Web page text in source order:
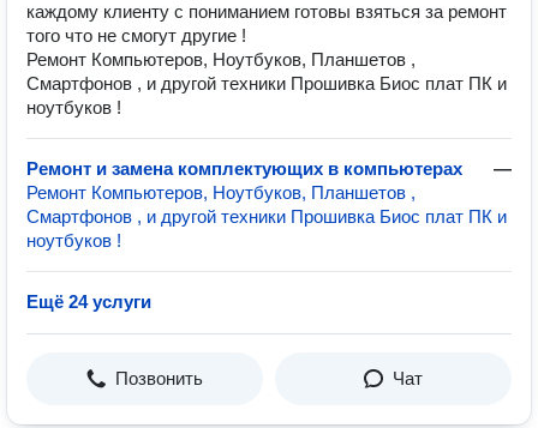
каждому клиенту с пониманием готовы взяться за ремонт
того что не смогут другие !
Ремонт Компьютеров, Ноутбуков, Планшетов ,
Смартфонов , и другой техники Прошивка Биос плат ПК и
ноутбуков !
Ремонт и замена комплектующих в компьютерах
—
Ремонт Компьютеров, Ноутбуков, Планшетов ,
Смартфонов , и другой техники Прошивка Биос плат ПК и
ноутбуков !
Ещё 24 услуги
Позвонить Чат